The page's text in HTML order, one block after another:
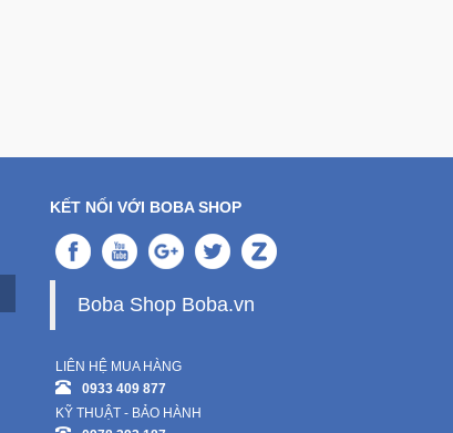
KẾT NỐI VỚI BOBA SHOP
Boba Shop Boba.vn
LIÊN HỆ MUA HÀNG
0933 409 877
KỸ THUẬT - BẢO HÀNH